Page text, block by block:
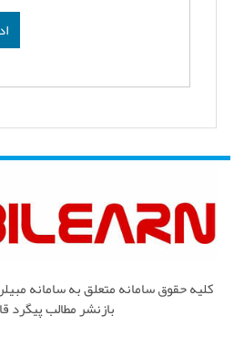
کلیه حقوق سامانه متعلق به سامانه
بازنشر مطالب پیگرد